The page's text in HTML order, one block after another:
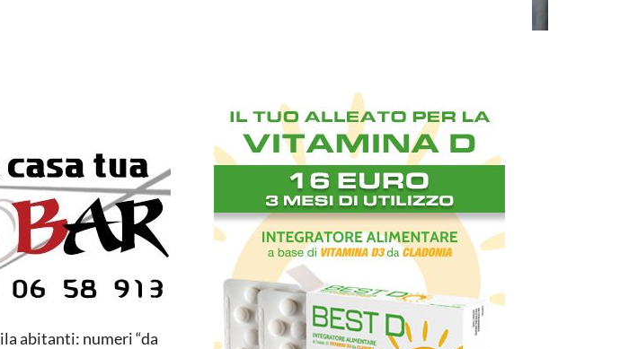
abitanti: numeri “da